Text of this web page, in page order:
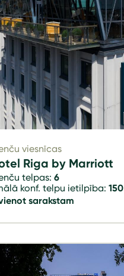
viesnīcas
Riga by Marriott
telpas: 6
konf. telpu ietilpība: 150
sarakstam